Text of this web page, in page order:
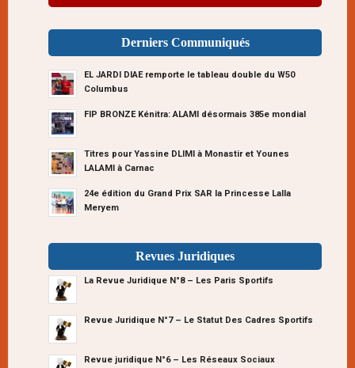
Derniers Communiqués
EL JARDI DIAE remporte le tableau double du W50
Columbus
FIP BRONZE Kénitra: ALAMI désormais 385e mondial
Titres pour Yassine DLIMI à Monastir et Younes
LALAMI à Carnac
24e édition du Grand Prix SAR la Princesse Lalla
Meryem
Revues Juridiques
La Revue Juridique N°8 – Les Paris Sportifs
Revue Juridique N°7 – Le Statut Des Cadres Sportifs
Revue juridique N°6 – Les Réseaux Sociaux